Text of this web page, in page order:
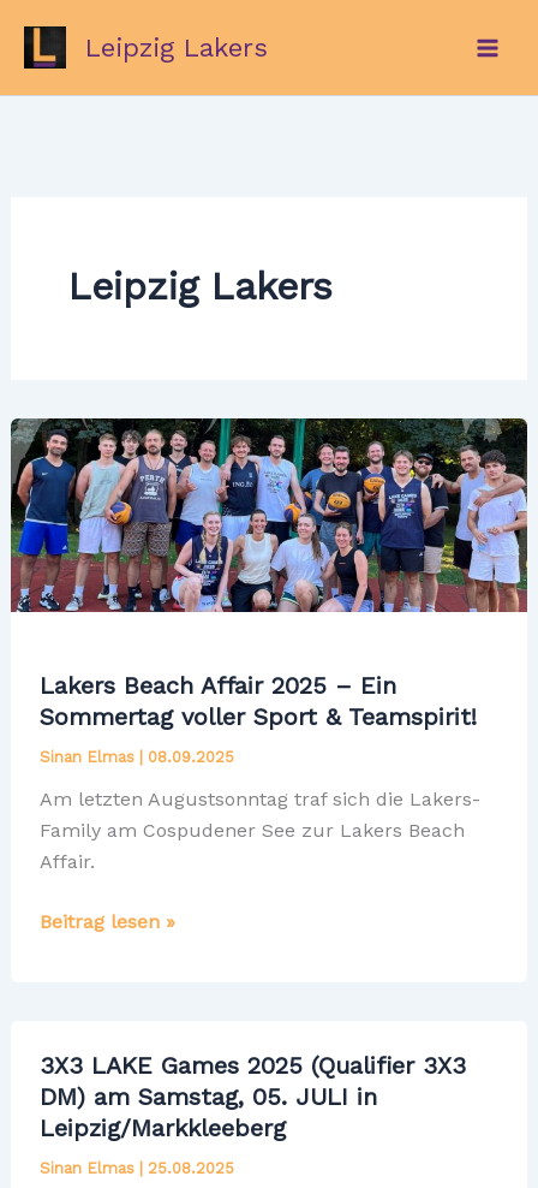
springen
Leipzig Lakers
Leipzig Lakers
Lakers Beach Affair 2025 – Ein
Sommertag voller Sport & Teamspirit!
Sinan Elmas 08.09.2025
Am letzten Augustsonntag traf sich die Lakers-
Family am Cospudener See zur Lakers Beach
Affair.
Lakers
Ein
Sommertag
voller
Sport
Beitrag lesen »
3X3 LAKE Games 2025 (Qualifier 3X3
DM) am Samstag, 05. JULI in
Leipzig/Markkleeberg
Sinan Elmas 25.08.2025